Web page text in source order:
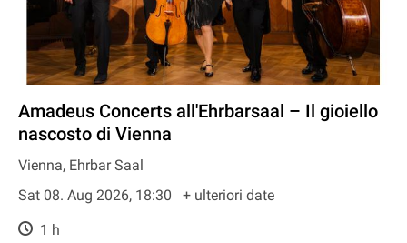
Amadeus Concerts all'Ehrbarsaal – Il gioiello
nascosto di Vienna
Vienna, Ehrbar Saal
Sat 08. Aug 2026, 18:30
+ ulteriori date
1 h